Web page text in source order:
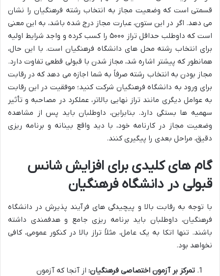
قسمتی است که وضعیت مجاز به انتخاب رشته فرهنگیان را نشان
می دهد. اگر در این ستون، عبارت مجاز درج شده باشد، به این معنی
است که داوطلب حداقل تراز ۵۰۰۰ را کسب کرده و واجد شرایط اولیه
برای انتخاب رشته محل های دانشگاه فرهنگیان است. با این حال،
همانطور که پیشتر اشاره شد، مجاز شدن با قبولی قطعی تفاوت دارد.
مجاز بودن به انتخاب رشته صرفاً به شما اجازه می دهد که در رقابت
برای ورود به دانشگاه فرهنگیان شرکت کنید؛ موفقیت در این رقابت
به عوامل دیگری مانند تراز نهایی بالاتر، عملکرد در مصاحبه و تأثیر
سهمیه ها بستگی دارد. بنابراین، داوطلبان باید پس از مشاهده
وضعیت مجاز در کارنامه خود، با دید واقع بینانه و برنامه ریزی
دقیق، مراحل بعدی را پیگیری کنند.
گام های کلیدی برای افزایش شانس
قبولی در دانشگاه فرهنگیان
با توجه به رقابت بالا و پیچیدگی های فرآیند پذیرش در دانشگاه
فرهنگیان، داوطلبان باید برنامه ریزی جامع و هدفمندی داشته
باشند. تنها اتکا به یک عامل، مثلاً تراز بالا در کنکور عمومی، کافی
نخواهد بود.
تمرکز بر آزمون اختصاصی فرهنگیان: از آنجا که آزمون